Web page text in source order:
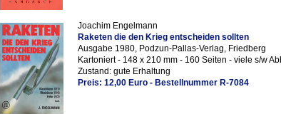
Joachim Engelmann
Raketen die den Krieg entscheiden sollten
Ausgabe 1980, Podzun-Pallas-Verlag, Friedberg
Kartoniert - 148 x 210 mm - 160 Seiten - viele s/w
Zustand: gute Erhaltung
Preis: 12,00 Euro - Bestellnummer R-7084